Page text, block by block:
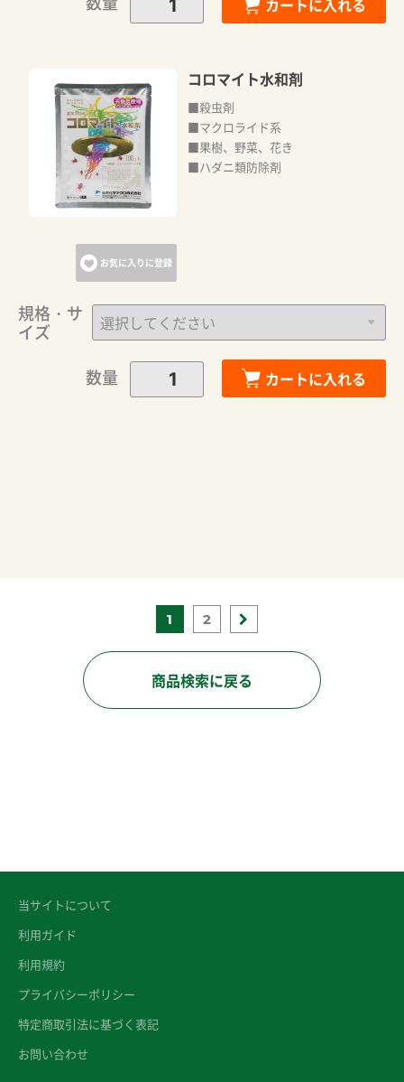
カートに入れる
お気に入りに登録
コロマイト水和剤
■殺虫剤
■マクロライド系
■果樹、野菜、花き
■ハダニ類防除剤
規格・サ
イズ
数量
カートに入れる
1 2
商品検索に戻る
当サイトについて
利用ガイド
利用規約
プライバシーポリシー
特定商取引法に基づく表記
お問い合わせ